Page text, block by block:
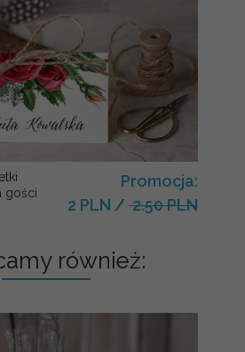
gości
Promocja:
2 PLN / 2.50 PLN
również: